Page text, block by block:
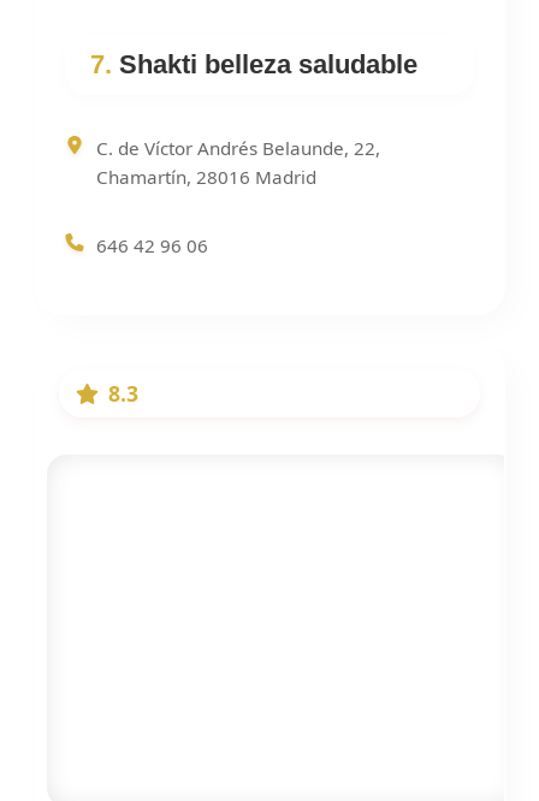
7. Shakti belleza saludable
C. de Víctor Andrés Belaunde, 22,
Chamartín, 28016 Madrid
646 42 96 06
8.3